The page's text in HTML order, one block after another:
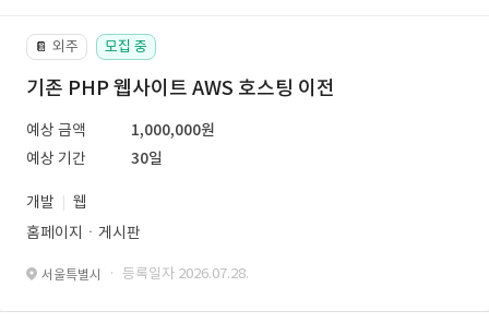
📔 외주 모집 중
기존 PHP 웹사이트 AWS 호스팅 이전
예상 금액
1,000,000원
예상 기간
30일
개발
웹
홈페이지ㆍ게시판
서울특별시 · 등록일자 2026.07.28.